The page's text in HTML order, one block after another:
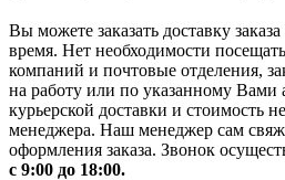
Вы можете заказать доставку
время. Нет необходимости
компаний и почтовые отделения,
на работу или по указанному Вами
курьерской доставки и стоимость
менеджера. Наш менеджер сам
оформления заказа. Звонок
с 9:00 до 18:00.